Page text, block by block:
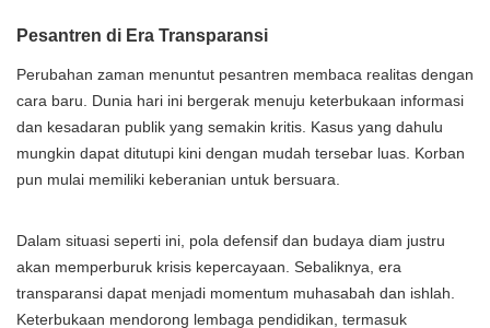
Pesantren di Era Transparansi
Perubahan zaman menuntut pesantren membaca realitas dengan
cara baru. Dunia hari ini bergerak menuju keterbukaan informasi
dan kesadaran publik yang semakin kritis. Kasus yang dahulu
mungkin dapat ditutupi kini dengan mudah tersebar luas. Korban
pun mulai memiliki keberanian untuk bersuara.
Dalam situasi seperti ini, pola defensif dan budaya diam justru
akan memperburuk krisis kepercayaan. Sebaliknya, era
transparansi dapat menjadi momentum muhasabah dan ishlah.
Keterbukaan mendorong lembaga pendidikan, termasuk